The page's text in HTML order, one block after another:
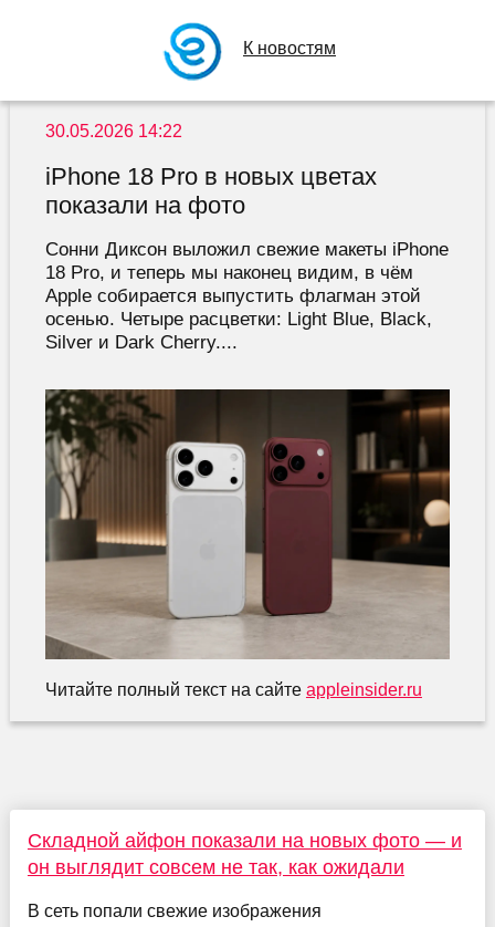
К новостям
30.05.2026 14:22
iPhone 18 Pro в новых цветах
показали на фото
Сонни Диксон выложил свежие макеты iPhone
18 Pro, и теперь мы наконец видим, в чём
Apple собирается выпустить флагман этой
осенью. Четыре расцветки: Light Blue, Black,
Silver и Dark Cherry....
Читайте полный текст на сайте appleinsider.ru
Складной айфон показали на новых фото — и
он выглядит совсем не так, как ожидали
В сеть попали свежие изображения